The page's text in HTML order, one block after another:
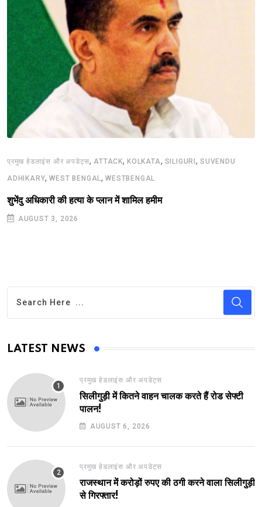
प्रमुख हेडलाइंस और अपडेट्स, ATTACK,KOLKATA, SILIGURI,SUVENDU
ADHIKARY,WEST BENGAL,WESTBENGAL
शुभेंदु अधिकारी की हत्या के प्लान में शामिल हमीम
AUGUST 3, 2026
LATEST NEWS
प्रमुख हेडलाइंस और अपडेट्स
सिलीगुड़ी में कितने वाहन चालक करते हैं रोड सेफ्टी
पालन!
AUGUST 6, 2026
प्रमुख हेडलाइंस और अपडेट्स
राजस्थान में करोड़ों रुपए की ठगी करने वाला सिलीगुड़ी
से गिरफ्तार!